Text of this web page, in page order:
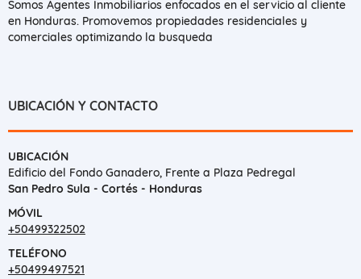
Somos Agentes Inmobiliarios enfocados en el servicio al cliente
en Honduras. Promovemos propiedades residenciales y
comerciales optimizando la busqueda
UBICACIÓN Y CONTACTO
UBICACIÓN
Edificio del Fondo Ganadero, Frente a Plaza Pedregal
San Pedro Sula - Cortés - Honduras
MÓVIL
+50499322502
TELÉFONO
+50499497521